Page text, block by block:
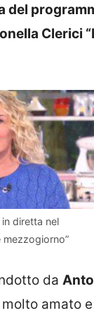
del
Clerici
diretta nel
mezzogiorno”
da
amato